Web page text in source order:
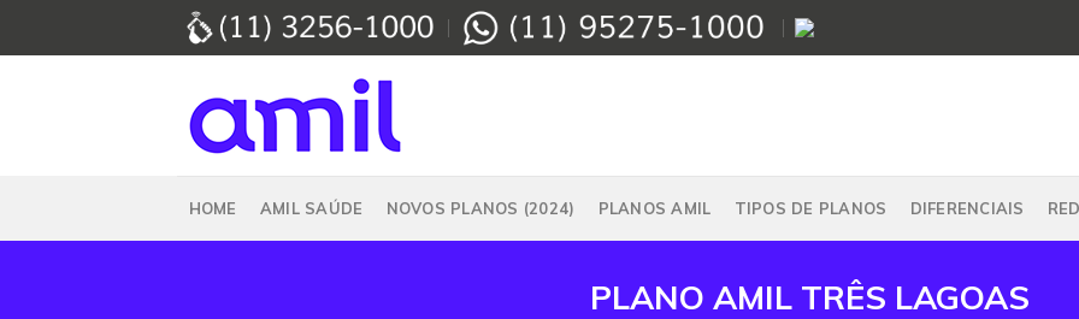
HOME AMIL SAÚDE NOVOS PLANOS (2024) PLANOS AMIL TIPOS DE PLANOS DIFERENCIAIS
PLANO AMIL TRÊS LAGOAS